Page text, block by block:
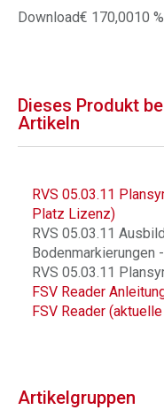
Download€ 170,0010 %
Dieses Produkt
Artikeln
RVS 05.03.11
Platz Lizenz)
RVS 05.03.11
Bodenmarkierungen
RVS 05.03.11
FSV Reader
FSV Reader
Artikelgruppen